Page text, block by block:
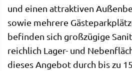
und einen attraktiven
sowie mehrere
befinden sich großzügige
reichlich Lager- und
dieses Angebot durch bis zu